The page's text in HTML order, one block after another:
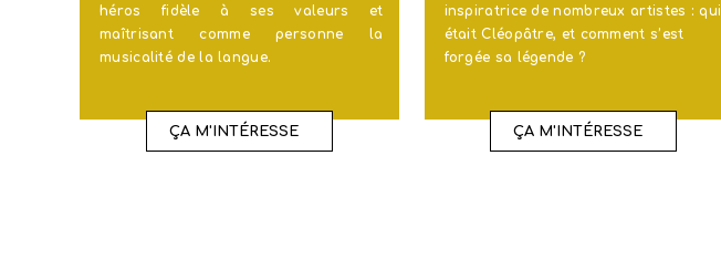
héros fidèle à ses valeurs et
maîtrisant comme personne la
musicalité de la langue.
ÇA M'INTÉRESSE
inspiratrice de nombreux artistes : qui
était Cléopâtre, et comment s’est
forgée sa légende ?
ÇA M'INTÉRESSE